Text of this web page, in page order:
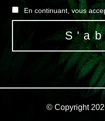
En continuant, vous
© Copyright